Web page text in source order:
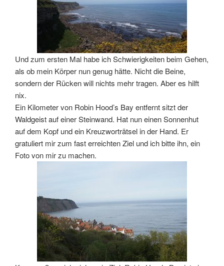
Und zum ersten Mal habe ich Schwierigkeiten beim Gehen,
als ob mein Körper nun genug hätte. Nicht die Beine,
sondern der Rücken will nichts mehr tragen. Aber es hilft
nix.
Ein Kilometer von Robin Hood’s Bay entfernt sitzt der
Waldgeist auf einer Steinwand. Hat nun einen Sonnenhut
auf dem Kopf und ein Kreuzworträtsel in der Hand. Er
gratuliert mir zum fast erreichten Ziel und ich bitte ihn, ein
Foto von mir zu machen.